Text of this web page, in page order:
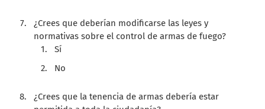
¿Crees que deberían modificarse las leyes y
normativas sobre el control de armas de fuego?
Sí
No
¿Crees que la tenencia de armas debería estar